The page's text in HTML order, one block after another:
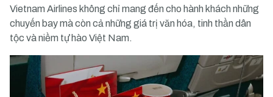
Vietnam Airlines không chỉ mang đến cho hành khách những
chuyến bay mà còn cả những giá trị văn hóa, tinh thần dân
tộc và niềm tự hào Việt Nam.